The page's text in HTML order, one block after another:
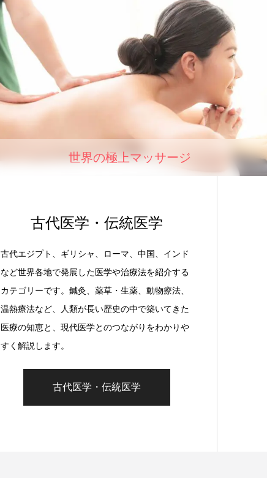
世界の極上マッサージ
古代医学・伝統医学
古代エジプト、ギリシャ、ローマ、中国、インド
など世界各地で発展した医学や治療法を紹介する
カテゴリーです。鍼灸、薬草・生薬、動物療法、
温熱療法など、人類が長い歴史の中で築いてきた
医療の知恵と、現代医学とのつながりをわかりや
すく解説します。
古代医学・伝統医学